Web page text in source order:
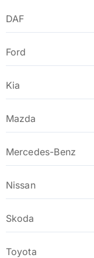
DAF
Ford
Kia
Mazda
Mercedes-Benz
Nissan
Skoda
Toyota